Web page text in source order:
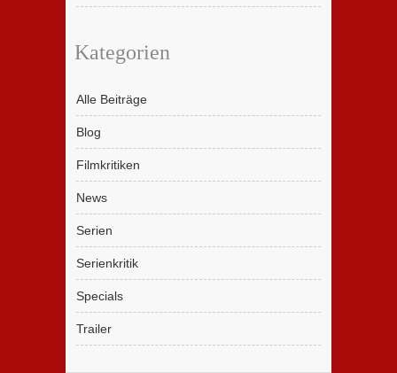
Kategorien
Alle Beiträge
Blog
Filmkritiken
News
Serien
Serienkritik
Specials
Trailer